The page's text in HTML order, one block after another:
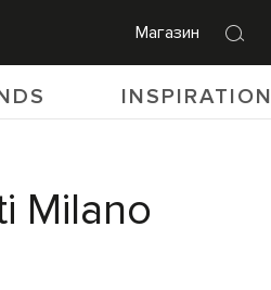
Магазин
Milano